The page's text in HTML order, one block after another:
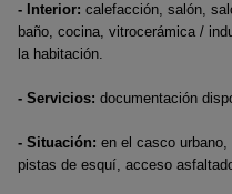
- Interior: calefacción, salón,
baño, cocina, vitrocerámica /
la habitación.
- Servicios: documentación
- Situación: en el casco
pistas de esquí, acceso